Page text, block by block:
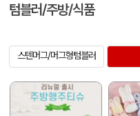
텀블러/주방/식품
스텐머그/머그형텀블러